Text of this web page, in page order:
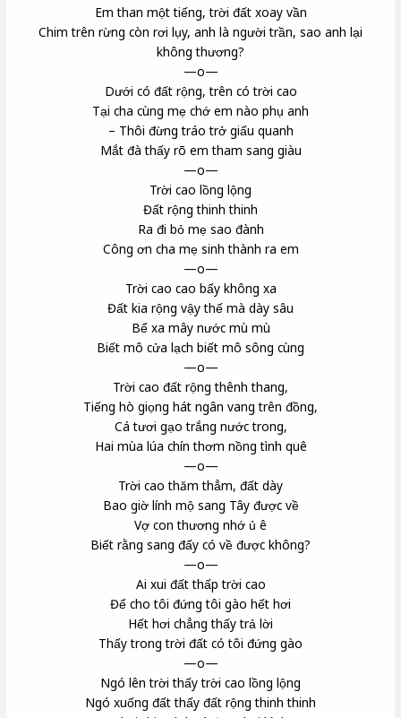
Em than một tiếng, trời đất xoay vần
Chim trên rừng còn rơi lụy, anh là người trần, sao anh lại
không thương?
—o—
Dưới có đất rộng, trên có trời cao
Tại cha cùng mẹ chớ em nào phụ anh
– Thôi đừng tráo trở giấu quanh
Mắt đà thấy rõ em tham sang giàu
—o—
Trời cao lồng lộng
Đất rộng thinh thinh
Ra đi bỏ mẹ sao đành
Công ơn cha mẹ sinh thành ra em
—o—
Trời cao cao bấy không xa
Đất kia rộng vậy thế mà dày sâu
Bể xa mây nước mù mù
Biết mô cửa lạch biết mô sông cùng
—o—
Trời cao đất rộng thênh thang,
Tiếng hò giọng hát ngân vang trên đồng,
Cá tươi gạo trắng nước trong,
Hai mùa lúa chín thơm nồng tình quê
—o—
Trời cao thăm thẳm, đất dày
Bao giờ lính mộ sang Tây được về
Vợ con thương nhớ ủ ê
Biết rằng sang đấy có về được không?
—o—
Ai xui đất thấp trời cao
Để cho tôi đứng tôi gào hết hơi
Hết hơi chẳng thấy trả lời
Thấy trong trời đất có tôi đứng gào
—o—
Ngó lên trời thấy trời cao lồng lộng
Ngó xuống đất thấy đất rộng thinh thinh